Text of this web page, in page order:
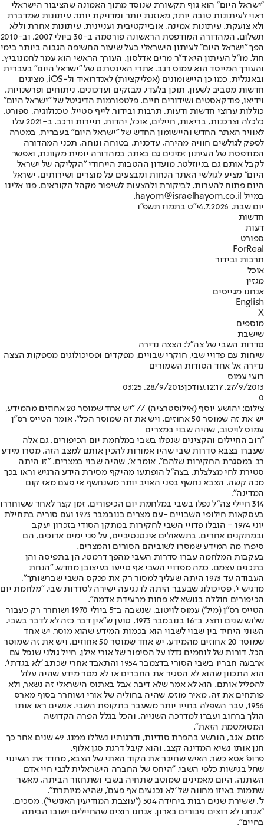
"ישראל היום" הוא גוף תקשורת שנוסד מתוך האמונה שהציבור הישראלי
ראוי לעיתונות טובה יותר, מאוזנת יותר ומדויקת יותר. עיתונות שמדברת
ולא צועקת. עיתונות אמינה, אובייקטיבית ועניינית. עיתונות אחרת וללא
תשלום. המהדורה המודפסת הראשונה פורסמה ב-30 ביולי 2007, וב-2010
הפך "ישראל היום" לעיתון הישראלי בעל שיעור החשיפה הגבוה ביותר בימי
חול. מו"ל העיתון היא ד"ר מרים אדלסון. העורך הראשי הוא עמר לחמנוביץ,
והעורך המייסד הוא עמוס רגב. אתרי האינטרנט של "ישראל היום" בעברית
ובאנגלית, כמו כן היישומונים (אפליקציות) לאנדרואיד ול-iOS, מציגים
חדשות מסביב לשעון, תוכן בלעדי, מבזקים ועדכונים, ניתוחים ופרשנויות,
וידיאו, פודקאסטים ושידורים חיים. פלטפורמות הדיגיטל של "ישראל היום"
כוללות ערוצי חדשות ודעות, תרבות ובידור, לייף סטייל, טכנולוגיה, ספורט,
כלכלה וצרכנות, בריאות, חיילים, אוכל, יהדות, תיירות ורכב. ב-2021 עלו
לאוויר האתר החדש והיישומון החדש של "ישראל היום" בעברית, במטרה
לספק לגולשים חוויה מהירה, עדכנית, בטוחה ונוחה. תכני המהדורה
המודפסת של העיתון זמינים גם באתר, במהדורה יומית מקוונת, ואפשר
לקבל אותם גם בניוזלטר. מועדון ההטבות הייחודי "הקליקה של ישראל
היום" מציע לגולשי האתר הנחות ומבצעים על מוצרים ושירותים. ישראל
היום פתוח להערות, לביקורת ולהצעות לשיפור מקהל הקוראים. פנו אלינו
במייל hayom@israelhayom.co.il.
יום שבת, 4.7.2026
י"ט בתמוז תשפ"ו
חדשות
דעות
ספורט
ForReal
תרבות ובידור
אוכל
מגזין
אנחנו מגייסים
English
X
מוספים
שישבת
סדרות השבי של צה"ל: הצצה נדירה
שיחות עם פדויי שבי, חוקרי שבויים, מפקדים ופסיכולוגים מספקות הצצה
נדירה אל אחד הסודות השמורים
רועי עמוס
27/9/2013, 12:17
,עודכן28/9/2013, 03:25
0
צילום: יהושע יוסף (אילוסטרציה) // "יש אחד שמוסר 20 אחוזים מהמידע,
יש את זה שמוסר 50 אחוזים, ויש את זה שמוסר הכל", אומר הטייס רס"ן
עמוס לויטוב, שהיה שבוי במצרים
"רוב החיילים והקצינים שנפלו בשבי במלחמת יום הכיפורים, גם אלה
שעברו בצבא סדרות שבי שהיו אמורות להכין אותם למצב הזה, מסרו מידע
רב במסגרת החקירות שלהם", אומר א', שהיה שבוי במצרים. "זו היתה
סטירת לחי מצלצלת. בצה"ל הופתעו מהיקף מסירת הידע הרגיש וראו בכך
מכה קשה. הצבא נחשף בפני האויב יותר משנחשף אי פעם מאז קום
המדינה".
314 חיילי צה"ל נפלו בשבי במלחמת יום הכיפורים. זמן קצר לאחר ששוחררו
בעסקאות חילופי השבויים -
עם מצרים בנובמבר 1973 ועם סוריה בתחילת
יוני 1974 - הובלו פדויי השבי לחקירות במתקן הסודי בזכרון יעקב
ובמתקנים אחרים. בתשאולים אינטנסיביים, על פני ימים ארוכים, הם
סיפרו מה המידע שמסרו לשוביהם הסורים והמצרים.
בעקבות המלחמה עברו סדרות השבי מהפך דרמטי, הן בתפיסה והן
בתכנים עצמם. כמה מפדויי השבי אף סייעו בעיצובן מחדש. "הנחת
העבודה עד 1973 היתה שעליך למסור רק את פנקס השבי שברשותך",
מדגיש י', פסיכולוג שבעבר היתה לו נגיעה ישירה לסדרות שבי. "מלחמת יום
הכיפורים חוללה בנושא לא פחות מרעידת אדמה".
הטייס רס"ן (מיל') עמוס לויטוב, שנשבה ב־5 ביולי 1970 ושוחרר רק כעבור
שלוש שנים וחצי, ב־16 בנובמבר 1973, טוען ש"אין דבר כזה לא לדבר בשבי.
השוני היחיד בין שבוי לשבוי הוא בכמות המידע שהוא מוסר. יש אחד
שמוסר 20 אחוזים מהמידע, יש אחד שמוסר 50 אחוזים, ויש את זה שמוסר
הכל. דורות של לוחמים גדלו על הסיפור של אורי אילן, חייל גולני שנפל עם
ארבעה חבריו בשבי הסורי בדצמבר 1954 והתאבד אחרי שכתב 'לא בגדתי'.
הוא התכוון שהוא לא הסגיר את החברים או לא מסר מידע שהיה עלול
להפליל אותם. הוא לא אמר שלא דיבר. אבל באתוס הישראלי זה נשאר, ולא
פותחים את זה. מאיר מוזס, שהיה בחוליה של אורי ושוחרר בסוף מארס
1956, עבר השפלה בחייו יותר משעבר בתקופת השבי. אנשים ראו אותו
הולך ברחוב ועברו למדרכה השנייה. והכל בגלל הפרה הקדושה
המטומטמת הזאת".
מוזס, אגב, הורשע בהפרת סודיות, ודרגותיו נשללו ממנו. 49 שנים אחר כך
חנן אותו נשיא המדינה קצב, והוא קיבל דרגת סגן אלוף.
פרופ' אסא כשר, האיש שחיבר את הקוד האתי של הצבא, מחדד את השינוי
שחל בגישות כלפי השבי. "היחס של החברה הישראלית לגבי חיי אדם
השתנה. היום מאמינים שמוטב שתחיה בשבי ושתחזור הביתה, מאשר
שתמות באיזו מחווה של 'לא נכנעים אף פעם', שהיא מיותרת".
ל', ששירת שנים רבות ביחידה 504 ("עוצבת המודיעין האנושי"), מסכים.
"אנחנו לא רוצים גיבורים בארון. אנחנו רוצים שהחיילים ישובו הביתה
בחיים".